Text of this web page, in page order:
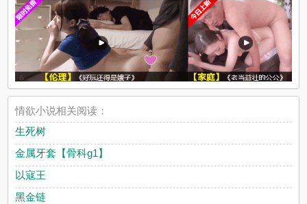
情欲小说相关阅读：
生死树
金属牙套【骨科g1】
以寇王
黑金链